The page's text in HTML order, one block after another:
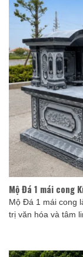
Mộ Đá 1 mái cong
Mộ Đá 1 mái cong
trị văn hóa và tâm